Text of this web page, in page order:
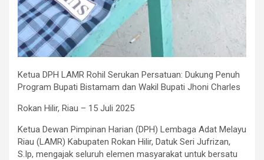
Ketua DPH LAMR Rohil Serukan Persatuan: Dukung Penuh
Program Bupati Bistamam dan Wakil Bupati Jhoni Charles
Rokan Hilir, Riau – 15 Juli 2025
Ketua Dewan Pimpinan Harian (DPH) Lembaga Adat Melayu
Riau (LAMR) Kabupaten Rokan Hilir, Datuk Seri Jufrizan,
S.Ip, mengajak seluruh elemen masyarakat untuk bersatu